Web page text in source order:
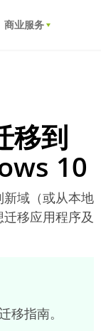
商业服务
移到
10
域（或从本地
移应用程序及
移指南。